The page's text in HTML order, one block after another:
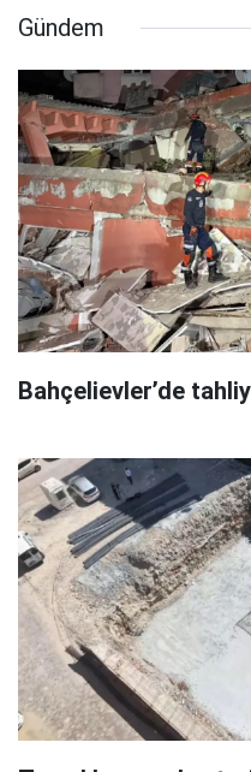
Gündem
Bahçelievler’de